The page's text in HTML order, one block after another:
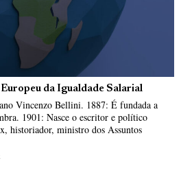
da Igualdade Salarial
Vincenzo Bellini. 1887: É fundada a
1901: Nasce o escritor e político
historiador, ministro dos Assuntos